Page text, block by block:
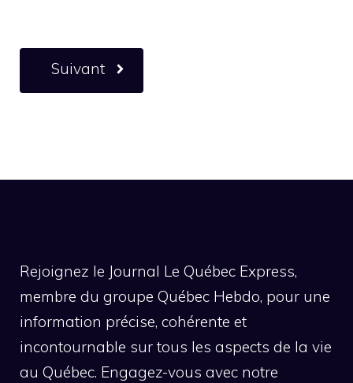
Suivant
Rejoignez le Journal Le Québec Express,
membre du groupe Québec Hebdo, pour une
information précise, cohérente et
incontournable sur tous les aspects de la vie
au Québec. Engagez-vous avec notre